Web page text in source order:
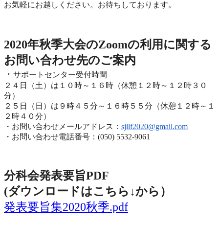
お気軽にお越しください。お待ちしております。
2020年秋季大会のZoomの利用に関する
お問い合わせ先のご案内
・ サポートセンター受付時間
２４日（土）は１０時～１６時（休憩１２時～１２時３０
分）
２５日（日）は９時４５分～１６時５５分（休憩１２時～ １
２時４０分）
・お問い合わせメールアドレス： sjllf2020@gmail.com
・お問い合わせ電話番号：(050) 5532-9061
分科会発表要旨PDF
(ダウンロードはこちら↓から ）
発表要旨集2020秋季.pdf